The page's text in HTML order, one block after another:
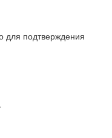
для подтверждения